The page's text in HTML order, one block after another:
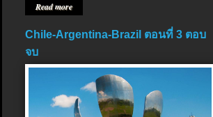
Read more
Chile-Argentina-Brazil ตอนที่ 3 ตอบ
จบ